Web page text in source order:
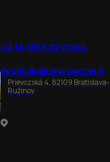
od 14,00 € m²/mes.
Apollo Business Center II
Prievozská 4, 82109 Bratislava-
Ružinov